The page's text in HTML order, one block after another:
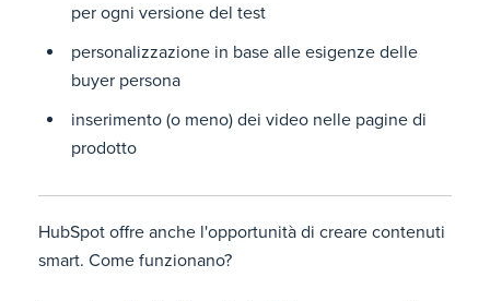
per ogni versione del test
personalizzazione in base alle esigenze delle
buyer persona
inserimento (o meno) dei video nelle pagine di
prodotto
HubSpot offre anche l'opportunità di creare contenuti
smart. Come funzionano?